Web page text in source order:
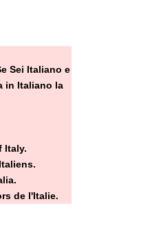
Sei Italiano e
in Italiano la
Italy.
de l'Italie.